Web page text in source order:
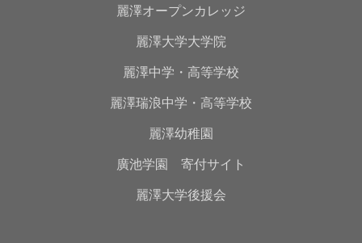
麗澤オープンカレッジ
麗澤大学大学院
麗澤中学・高等学校
麗澤瑞浪中学・高等学校
麗澤幼稚園
廣池学園 寄付サイト
麗澤大学後援会